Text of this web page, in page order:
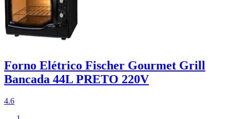
Forno Elétrico Fischer Gourmet Grill
Bancada 44L PRETO 220V
4.6